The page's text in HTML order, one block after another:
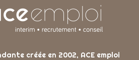
créée en 2002, ACE emploi